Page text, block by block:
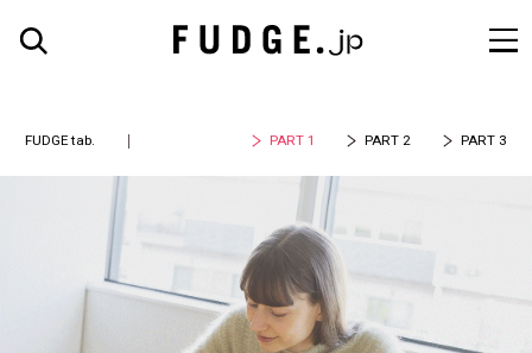
FUDGE tab. PART 1 PART 2 PART 3